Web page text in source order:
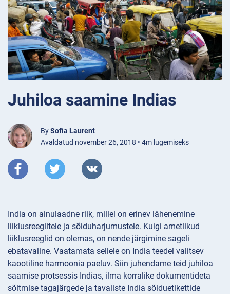
Juhiloa saamine Indias
BySofia Laurent
Avaldatud november 26, 2018 • 4m lugemiseks
India on ainulaadne riik, millel on erinev lähenemine
liiklusreeglitele ja sõiduharjumustele. Kuigi ametlikud
liiklusreeglid on olemas, on nende järgimine sageli
ebatavaline. Vaatamata sellele on India teedel valitsev
kaootiline harmoonia paeluv. Siin juhendame teid juhiloa
saamise protsessis Indias, ilma korralike dokumentideta
sõitmise tagajärgede ja tavaliste India sõiduetikettide